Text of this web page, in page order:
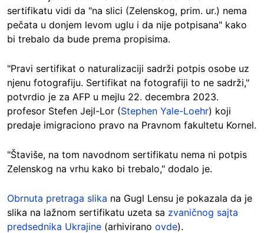
sertifikatu vidi da "na slici (Zelenskog, prim. ur.) nema
pečata u donjem levom uglu i da nije potpisana" kako
bi trebalo da bude prema propisima.
"Pravi sertifikat o naturalizaciji sadrži potpis osobe uz
njenu fotografiju. Sertifikat na fotografiji to ne sadrži,"
potvrdio je za AFP u mejlu 22. decembra 2023.
profesor Stefen Jejl-Lor (Stephen Yale-Loehr) koji
predaje imigraciono pravo na Pravnom fakultetu Kornel.
"Štaviše, na tom navodnom sertifikatu nema ni potpis
Zelenskog na vrhu kako bi trebalo," dodalo je.
Obrnuta pretraga slika na Gugl Lensu je pokazala da je
slika na lažnom sertifikatu uzeta sa zvaničnog sajta
predsednika Ukrajine (arhivirano ovde).